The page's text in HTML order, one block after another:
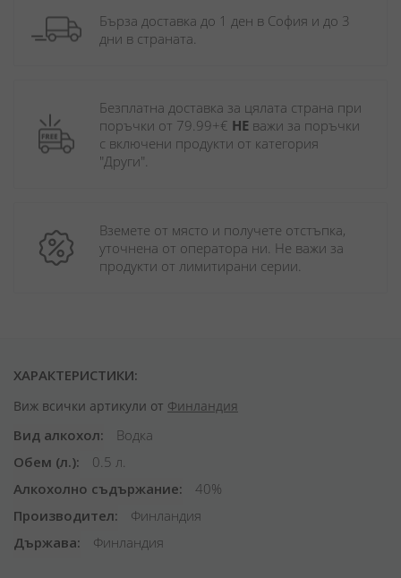
Бърза доставка до 1 ден в София и до 3
дни в страната.
Безплатна доставка за цялата страна при
поръчки от 79.99+€ НЕ важи за поръчки
с включени продукти от категория
"Други".
Вземете от място и получете отстъпка,
уточнена от оператора ни. Не важи за
продукти от лимитирани серии.
ХАРАКТЕРИСТИКИ:
Виж всички артикули от Финландия
Вид алкохол
Водка
Обем (л.)
0.5 л.
Алкохолно съдържание
40%
Производител
Финландия
Държава
Финландия